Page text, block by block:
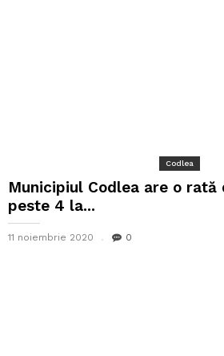
Codlea
Municipiul Codlea are o
peste 4 la...
11 noiembrie 2020 0